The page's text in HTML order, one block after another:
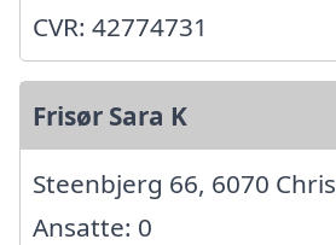
CVR: 42774731
Frisør Sara K
Steenbjerg 66, 6070
Ansatte: 0